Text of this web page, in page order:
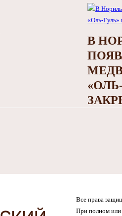
В
Все права
При полном или